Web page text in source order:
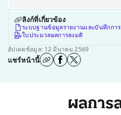
ลิงก์ที่เกี่ยวข้อง
ระบบฐานข้อมูลรายงานและบันทึกกา
ใบประมวลผลการลงมติ
อัปเดตข้อมูล: 12 มีนาคม 2569
แชร์หน้านี้
ผลการ